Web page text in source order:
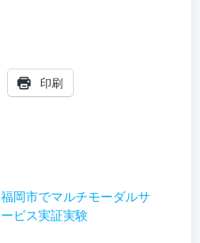
印刷
福岡市でマルチモーダルサ
ービス実証実験